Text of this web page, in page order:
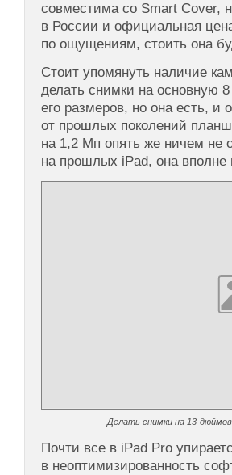
совместима со Smart Cover,
в России и официальная
по ощущениям, стоить она
Стоит упомянуть наличие
делать снимки на основную
его размеров, но она есть, и
от прошлых поколений
на 1,2 Мп опять же ничем не
на прошлых iPad, она вполне
Делать снимки на 13-
Почти все в iPad Pro
в неоптимизированность